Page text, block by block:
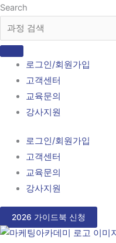
콘
텐
츠
로
Search
로그인/회원가입
고객센터
교육문의
강사지원
로그인/회원가입
고객센터
교육문의
강사지원
2026 가이드북 신청